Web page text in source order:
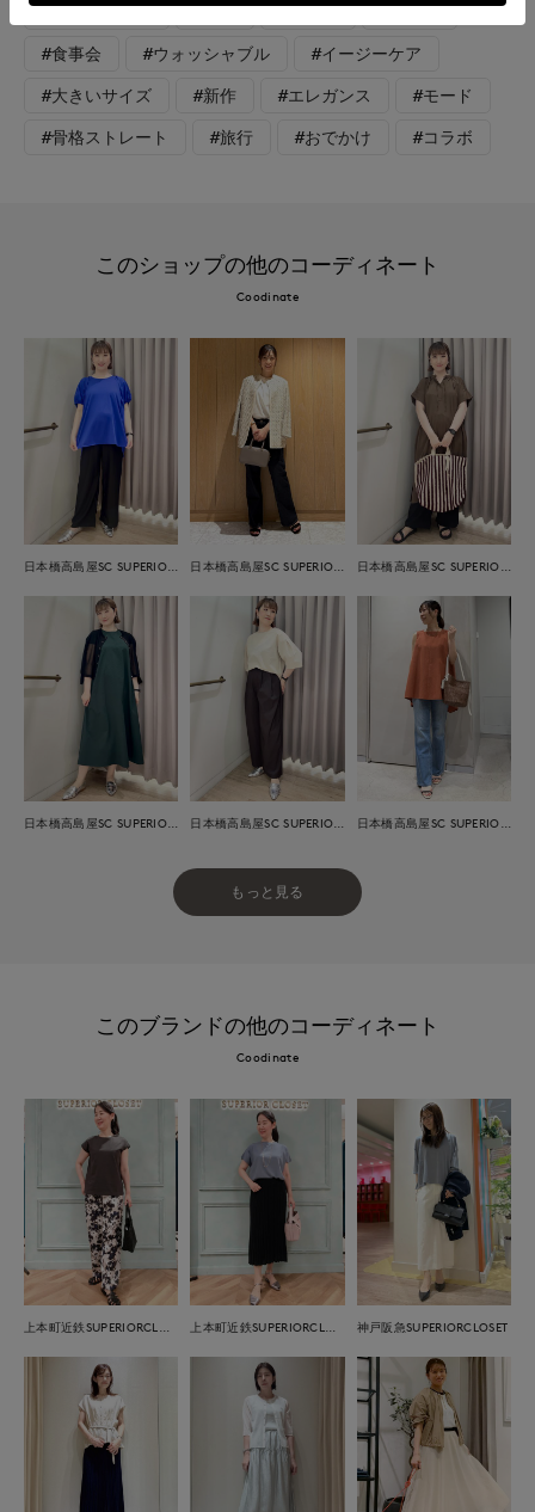
#アクセサリー #休日 #女子会 #デート
#食事会 #ウォッシャブル #イージーケア
#大きいサイズ #新作 #エレガンス #モード
#骨格ストレート #旅行 #おでかけ #コラボ
このショップの他のコーディネート
Coodinate
もっと見る
このブランドの他のコーディネート
Coodinate
神戸阪急SUPERIORCLOSET